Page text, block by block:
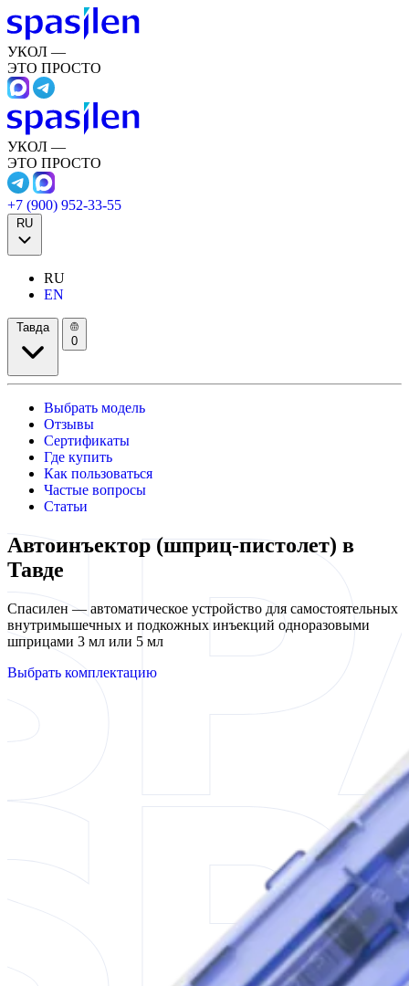
УКОЛ —
ЭТО ПРОСТО
УКОЛ —
ЭТО ПРОСТО
+7 (900) 952-33-55
RU
RU
EN
Тавда
0
Выбрать модель
Отзывы
Сертификаты
Где купить
Как пользоваться
Частые вопросы
Статьи
Автоинъектор (шприц-пистолет) в
Тавде
Спасилен — автоматическое устройство для самостоятельных
внутримышечных и подкожных инъекций одноразовыми
шприцами 3 мл или 5 мл
Выбрать комплектацию